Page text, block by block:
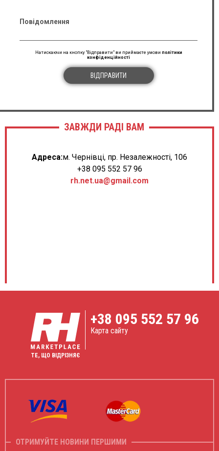
Повідомлення
Натискаючи на кнопку "Відправити" ви приймаєте умови політики
конфіденційності
ВІДПРАВИТИ
ЗАВЖДИ РАДІ ВАМ
Адреса:м. Чернівці, пр. Незалежності, 106
+38 095 552 57 96
rh.net.ua@gmail.com
ТЕ, ЩО ВІДРІЗНЯЄ
+38 095 552 57 96
Карта сайту
ОТРИМУЙТЕ НОВИНИ ПЕРШИМИ